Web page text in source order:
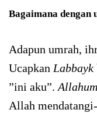
Bagaimana dengan
Adapun umrah,
Ucapkan Labbayk
”ini aku”.
Allah